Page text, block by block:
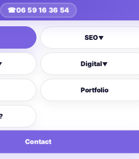
☎06 59 16 36 54
SEO▼
Digital▼
Portfolio
Contact